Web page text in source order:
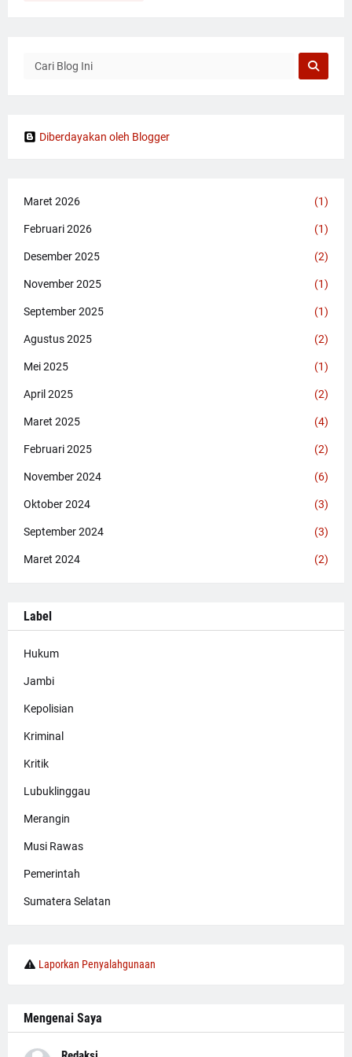
Diberdayakan oleh Blogger
Maret 2026 (1)
Februari 2026 (1)
Desember 2025 (2)
November 2025 (1)
September 2025 (1)
Agustus 2025 (2)
Mei 2025 (1)
April 2025 (2)
Maret 2025 (4)
Februari 2025 (2)
November 2024 (6)
Oktober 2024 (3)
September 2024 (3)
Maret 2024 (2)
Label
Hukum
Jambi
Kepolisian
Kriminal
Kritik
Lubuklinggau
Merangin
Musi Rawas
Pemerintah
Sumatera Selatan
Laporkan Penyalahgunaan
Mengenai Saya